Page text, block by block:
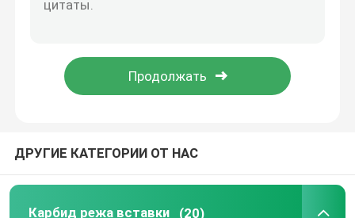
контроль качества
контактные данные
Карбид режа вставки
вставки карбида поворачивая
ДРУГИЕ КАТЕГОРИИ ОТ НАС
Карбид режа вставки (20)